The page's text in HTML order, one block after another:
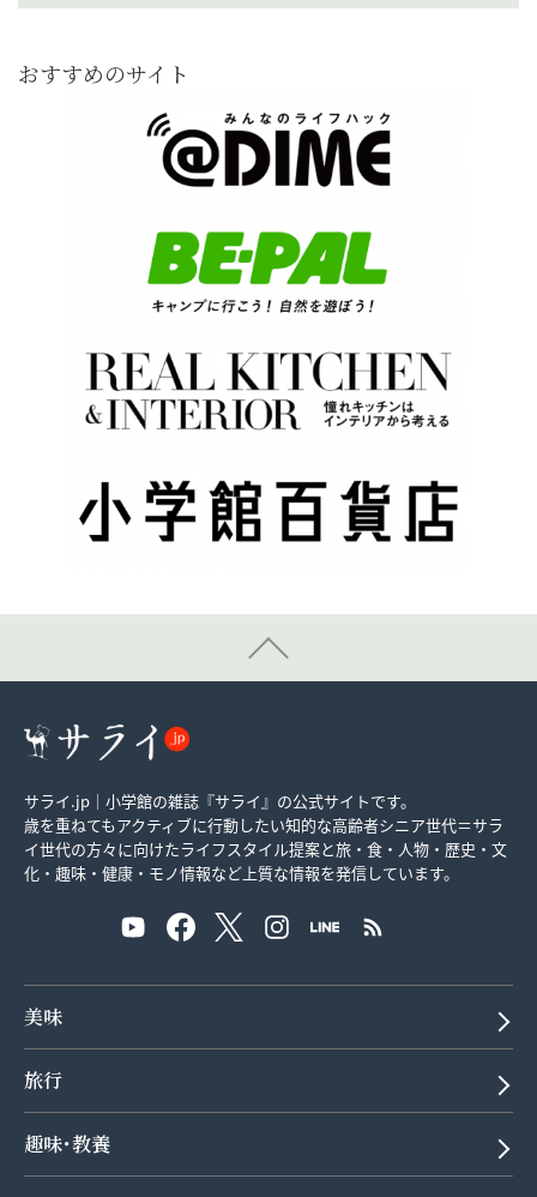
おすすめのサイト
サライ.jp｜小学館の雑誌『サライ』の公式サイトです。
歳を重ねてもアクティブに行動したい知的な高齢者シニア世代＝サラ
イ世代の方々に向けたライフスタイル提案と旅・食・人物・歴史・文
化・趣味・健康・モノ情報など上質な情報を発信しています。
美味
旅行
趣味･教養